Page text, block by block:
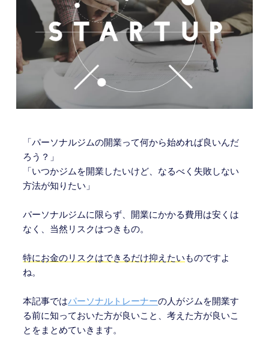
「パーソナルジムの開業って何から始めれば良いんだ
ろう？」
「いつかジムを開業したいけど、なるべく失敗しない
方法が知りたい」
パーソナルジムに限らず、開業にかかる費用は安くは
なく、当然リスクはつきもの。
特にお金のリスクはできるだけ抑えたいものですよ
ね。
本記事ではパーソナルトレーナーの人がジムを開業す
る前に知っておいた方が良いこと、考えた方が良いこ
とをまとめていきます。